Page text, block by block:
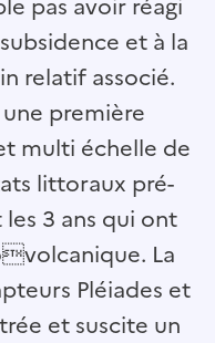
pas avoir réagi
et à la
relatif associé.
première
multi échelle de
littoraux pré-
3 ans qui ont
La
Pléiades et
et suscite un